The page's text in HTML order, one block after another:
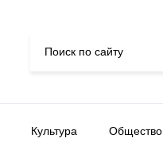
Культура Общество